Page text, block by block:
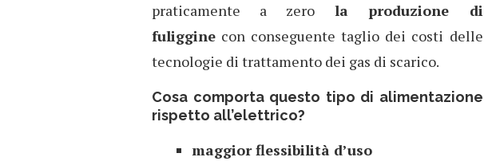
praticamente a zero la produzione di
fuliggine con conseguente taglio dei costi delle
tecnologie di trattamento dei gas di scarico.
Cosa comporta questo tipo di alimentazione
rispetto all’elettrico?
maggior flessibilità d’uso